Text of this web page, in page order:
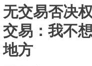
无交易否决
交易：我不
地方